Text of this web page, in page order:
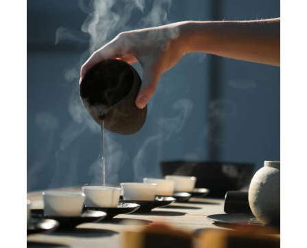
RESERVIERUNG MÖVENPICK RESTAURANT